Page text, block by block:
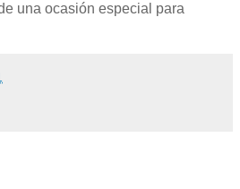
una ocasión especial para